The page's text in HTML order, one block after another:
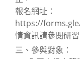
報名網址：
https://
情資訊請參閱研習
三、參與對象：